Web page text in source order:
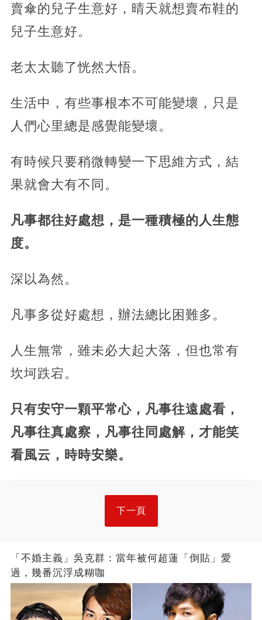
賣傘的兒子生意好，晴天就想賣布鞋的
兒子生意好。
老太太聽了恍然大悟。
生活中，有些事根本不可能變壞，只是
人們心里總是感覺能變壞。
有時候只要稍微轉變一下思維方式，結
果就會大有不同。
凡事都往好處想，是一種積極的人生態
度。
深以為然。
凡事多從好處想，辦法總比困難多。
人生無常，雖未必大起大落，但也常有
坎坷跌宕。
只有安守一顆平常心，凡事往遠處看，
凡事往真處察，凡事往同處解，才能笑
看風云，時時安樂。
下一頁
「不婚主義」吳克群：當年被何超蓮「倒貼」愛
過，幾番沉浮成糊咖